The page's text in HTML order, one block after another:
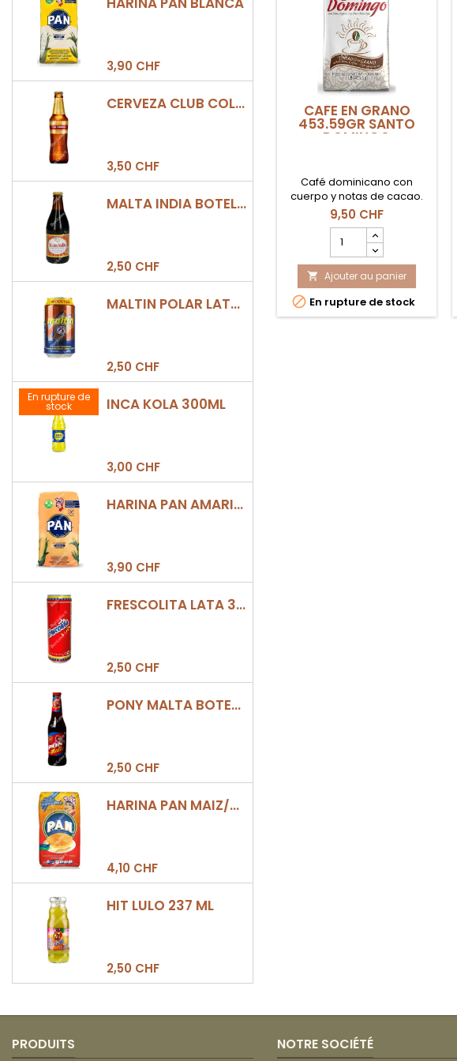
3,90 CHF
CERVEZA CLUB COLOMBIA DORADA BOTELLA 330ML
3,50 CHF
MALTA INDIA BOTELLA 355ML
2,50 CHF
MALTIN POLAR LATA 330ML
2,50 CHF
En rupture de
stock INCA KOLA 300ML
3,00 CHF
HARINA PAN AMARILLA
3,90 CHF
FRESCOLITA LATA 330ML
2,50 CHF
PONY MALTA BOTELLA 330ML
2,50 CHF
HARINA PAN MAIZ/DULCE 500GR
4,10 CHF
HIT LULO 237 ML
2,50 CHF
CAFE EN GRANO
453.59GR SANTO
DOMINGO
Café dominicano con
cuerpo y notas de cacao.
9,50 CHF
quantité
du
produit
CAFE
EN
GRANO
 Ajouter au panier
 En rupture de stock
PRODUITS NOTRE SOCIÉTÉ